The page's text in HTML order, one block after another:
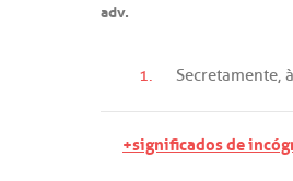
adv.
1. Secretamente,
+significados de